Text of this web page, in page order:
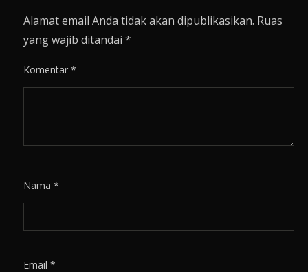
Alamat email Anda tidak akan dipublikasikan. Ruas
yang wajib ditandai*
Komentar*
Nama*
Email*